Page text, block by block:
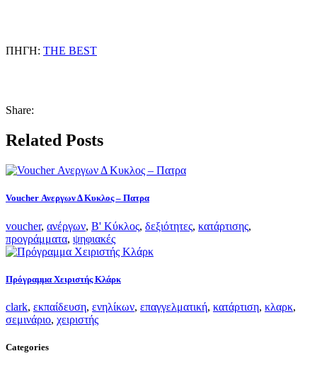
ΠΗΓΗ: THE BEST
Share:
Related Posts
Voucher Ανεργων Δ Κυκλος – Πατρα
voucher, ανέργων, Β' Κύκλος, δεξιότητες, κατάρτισης,
προγράμματα, ψηφιακές
Πρόγραμμα Χειριστής Κλάρκ
clark, εκπαίδευση, ενηλίκων, επαγγελματική, κατάρτιση, κλαρκ,
σεμινάριο, χειριστής
Categories